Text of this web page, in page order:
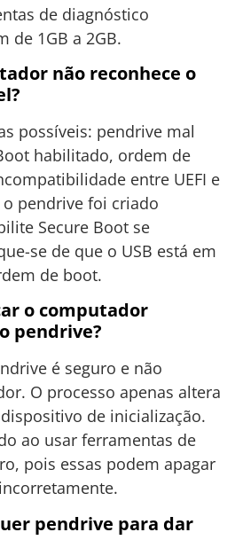
de diagnóstico
de 1GB a 2GB.
não reconhece o
possíveis: pendrive mal
habilitado, ordem de
entre UEFI e
o pendrive foi criado
Secure Boot se
se de que o USB está em
de boot.
o computador
pendrive?
é seguro e não
O processo apenas altera
de inicialização.
ao usar ferramentas de
pois essas podem apagar
pendrive para dar